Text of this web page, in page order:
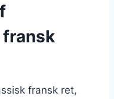
fransk
fransk ret,